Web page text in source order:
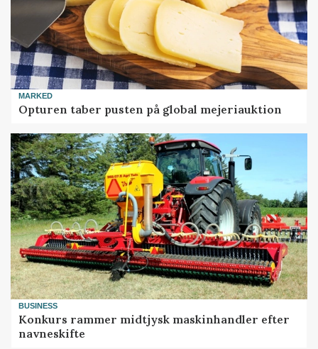
MARKED
Opturen taber pusten på global mejeriauktion
BUSINESS
Konkurs rammer midtjysk maskinhandler efter
navneskifte